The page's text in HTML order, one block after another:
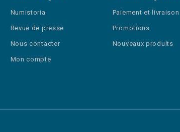
Numistoria
Revue de presse
Nous contacter
Mon compte
Paiement et livraison
Promotions
Nouveaux produits